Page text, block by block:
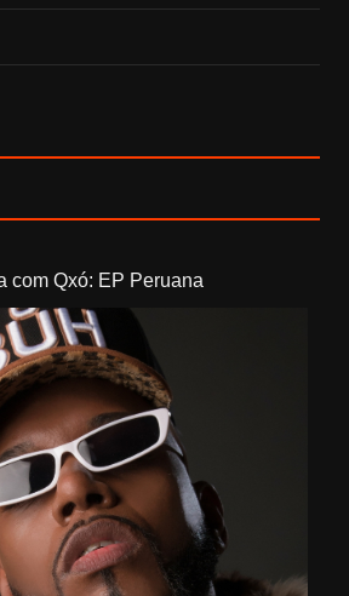
com Qxó: EP Peruana